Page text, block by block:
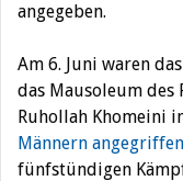
angegeben.
Am 6. Juni waren
das Mausoleum
Ruhollah Khomeini
Männern angegriffen
fünfstündigen